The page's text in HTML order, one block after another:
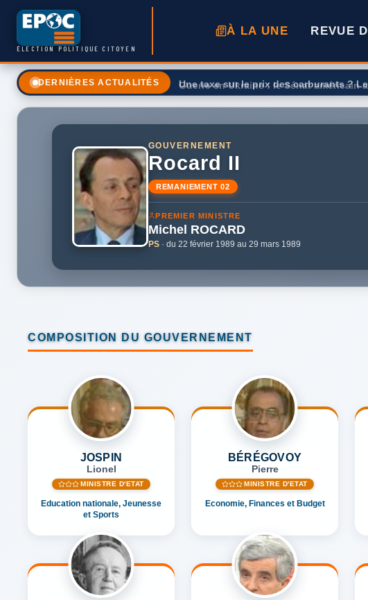
ÉLECTION POLITIQUE CITOYEN
À LA UNE REVUE
DERNIÈRES ACTUALITÉS Une taxe sur le prix des carburants ?
GOUVERNEMENT
Rocard II
REMANIEMENT 02
PREMIER MINISTRE
Michel ROCARD
PS· du 22 février 1989 au 29 mars 1989
COMPOSITION DU GOUVERNEMENT
JOSPIN
Lionel
MINISTRE D'ETAT
Education nationale, Jeunesse
et Sports
BÉRÉGOVOY
Pierre
MINISTRE D'ETAT
Economie, Finances et Budget